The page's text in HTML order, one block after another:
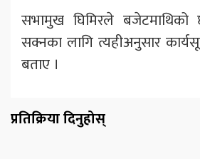
सभामुख घिमिरले
सक्नका लागि त्यहीअनुसार
बताए ।
प्रतिक्रिया दिनुहोस्